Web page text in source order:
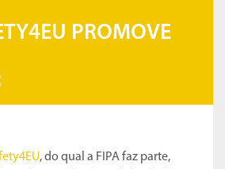
PROMOVE
, do qual a FIPA faz parte,